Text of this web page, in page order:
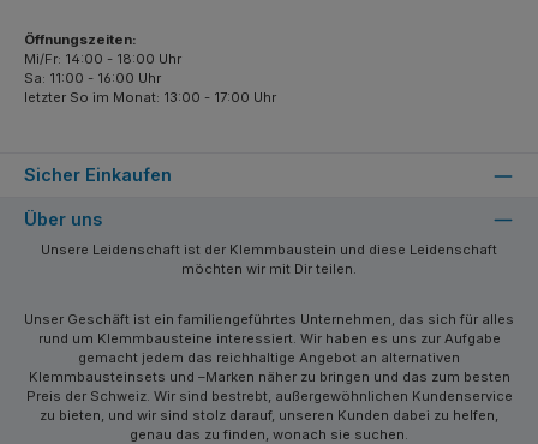
Sicher Einkaufen
Öffnungszeiten:
Mi/Fr: 14:00 - 18:00 Uhr
Sa: 11:00 - 16:00 Uhr
letzter So im Monat: 13:00 - 17:00 Uhr
Über uns
Unsere Leidenschaft ist der Klemmbaustein und diese Leidenschaft
möchten wir mit Dir teilen.
Unser Geschäft ist ein familiengeführtes Unternehmen, das sich für alles
rund um Klemmbausteine interessiert. Wir haben es uns zur Aufgabe
gemacht jedem das reichhaltige Angebot an alternativen
Klemmbausteinsets und –Marken näher zu bringen und das zum besten
Preis der Schweiz. Wir sind bestrebt, außergewöhnlichen Kundenservice
zu bieten, und wir sind stolz darauf, unseren Kunden dabei zu helfen,
genau das zu finden, wonach sie suchen.